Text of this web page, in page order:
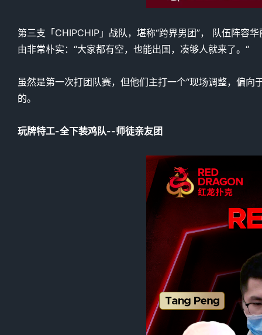
第三支「CHIPCHIP」战队，堪称“跨界男团”， 队伍阵容
由非常朴实：“大家都有空，也能出国，凑够人就来了。“
虽然是第一次打团队赛，但他们主打一个“现场调整，偏
的。
玩牌特工-全下装鸡队--师徒亲友团